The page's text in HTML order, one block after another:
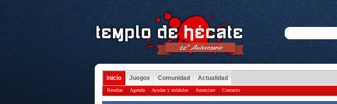
Inicio Juegos Comunidad Actualidad
Reseñas Agenda Ayudas y módulos Anunciate Contacto